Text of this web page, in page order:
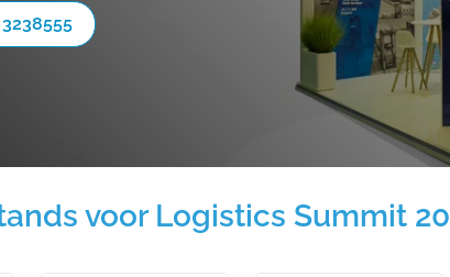
voor Logistics Summit